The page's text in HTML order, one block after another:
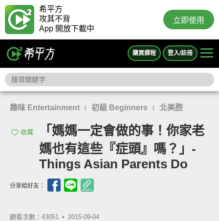
希平方
攻其不背
App 開放下載中
立即使用
購買課程 登入/註冊
趣味 Entertainment / 初級 Beginners / 北美腔
收藏
「媽媽一定會做的事！你家老
媽也有這些『症頭』嗎？」-
Things Asian Parents Do
分享給好友：
觀看次數：43051 • 2015-09-04